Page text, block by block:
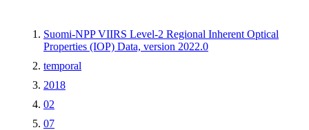
Suomi-NPP VIIRS Level-2 Regional Inherent Optical
Properties (IOP) Data, version 2022.0
temporal
2018
02
07